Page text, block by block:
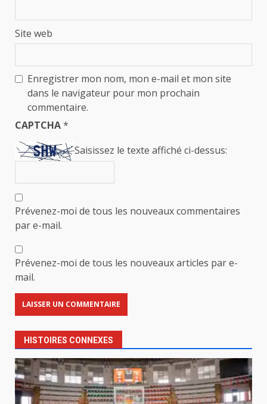
Site web
Enregistrer mon nom, mon e-mail et mon site
dans le navigateur pour mon prochain
commentaire.
CAPTCHA*
Saisissez le texte affiché ci-dessus:
Prévenez-moi de tous les nouveaux commentaires
par e-mail.
Prévenez-moi de tous les nouveaux articles par e-
mail.
HISTOIRES CONNEXES